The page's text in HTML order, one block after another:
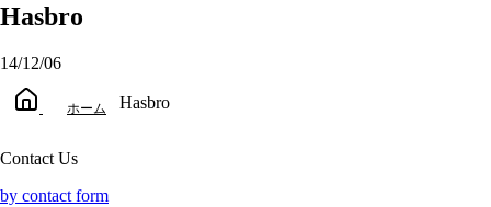
Hasbro
14/12/06
ホーム Hasbro
Contact Us
by contact form